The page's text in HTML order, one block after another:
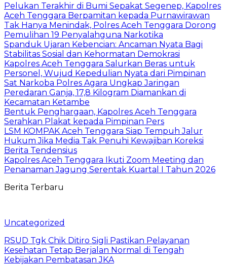
Pelukan Terakhir di Bumi Sepakat Segenep, Kapolres
Aceh Tenggara Berpamitan kepada Purnawirawan
Tak Hanya Menindak, Polres Aceh Tenggara Dorong
Pemulihan 19 Penyalahguna Narkotika
Spanduk Ujaran Kebencian: Ancaman Nyata Bagi
Stabilitas Sosial dan Kehormatan Demokrasi
Kapolres Aceh Tenggara Salurkan Beras untuk
Personel, Wujud Kepedulian Nyata dari Pimpinan
Sat Narkoba Polres Agara Ungkap Jaringan
Peredaran Ganja, 17,8 Kilogram Diamankan di
Kecamatan Ketambe
Bentuk Penghargaan, Kapolres Aceh Tenggara
Serahkan Plakat kepada Pimpinan Pers
LSM KOMPAK Aceh Tenggara Siap Tempuh Jalur
Hukum Jika Media Tak Penuhi Kewajiban Koreksi
Berita Tendensius
Kapolres Aceh Tenggara Ikuti Zoom Meeting dan
Penanaman Jagung Serentak Kuartal I Tahun 2026
Berita Terbaru
Uncategorized
RSUD Tgk Chik Ditiro Sigli Pastikan Pelayanan
Kesehatan Tetap Berjalan Normal di Tengah
Kebijakan Pembatasan JKA